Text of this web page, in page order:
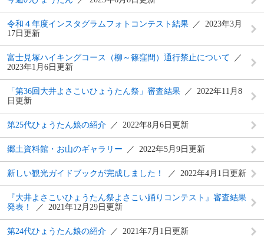
令和４年度インスタグラムフォトコンテスト結果
2023年3月
17日更新
富士見塚ハイキングコース（柳～篠窪間）通行禁止について
2023年1月6日更新
「第36回大井よさこいひょうたん祭」審査結果
2022年11月8
日更新
第25代ひょうたん娘の紹介 2022年8月6日更新
郷土資料館・お山のギャラリー 2022年5月9日更新
新しい観光ガイドブックが完成しました！ 2022年4月1日更新
『大井よさこいひょうたん祭よさこい踊りコンテスト』審査結果
発表！
2021年12月29日更新
第24代ひょうたん娘の紹介 2021年7月1日更新